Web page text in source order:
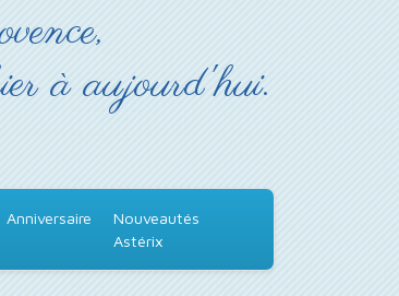
à aujourd'hui.
Anniversaire
Nouveautés
Astérix